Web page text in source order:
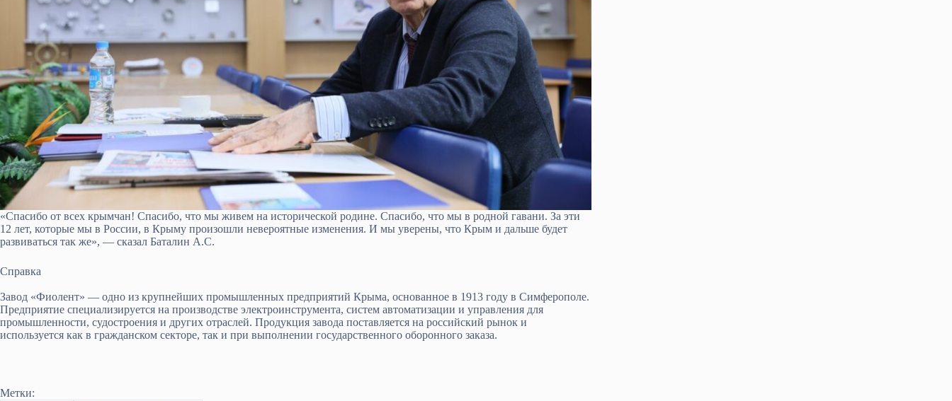
«Спасибо от всех крымчан! Спасибо, что мы живем на исторической родине. Спасибо, что мы в родной гавани. За эти
12 лет, которые мы в России, в Крыму произошли невероятные изменения. И мы уверены, что Крым и дальше будет
развиваться так же», — сказал Баталин А.С.
Справка
Завод «Фиолент» — одно из крупнейших промышленных предприятий Крыма, основанное в 1913 году в Симферополе.
Предприятие специализируется на производстве электроинструмента, систем автоматизации и управления для
промышленности, судостроения и других отраслей. Продукция завода поставляется на российский рынок и
используется как в гражданском секторе, так и при выполнении государственного оборонного заказа.
Метки: